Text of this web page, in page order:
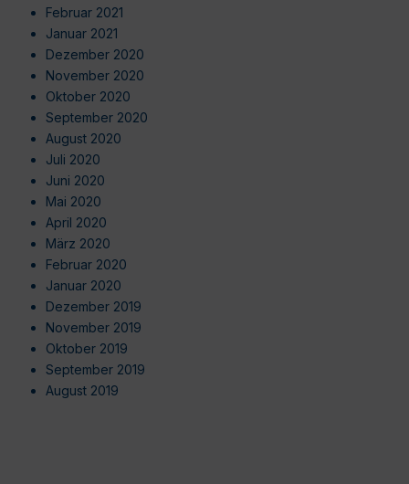
Februar 2021
Januar 2021
Dezember 2020
November 2020
Oktober 2020
September 2020
August 2020
Juli 2020
Juni 2020
Mai 2020
April 2020
März 2020
Februar 2020
Januar 2020
Dezember 2019
November 2019
Oktober 2019
September 2019
August 2019